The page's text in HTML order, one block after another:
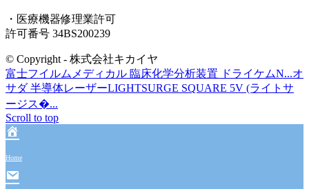
・医療機器修理業許可
許可番号 34BS200239
© Copyright - 株式会社キカイヤ
富士フイルムメディカル 臨床化学分析装置 ドライケムN...オ
サダ 半導体レーザーLIGHTSURGE SQUARE 5V (ライトサ
ージス�...
Scroll to top
Home